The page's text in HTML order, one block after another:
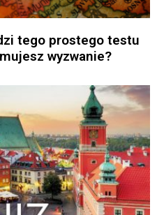
tego prostego testu
wyzwanie?